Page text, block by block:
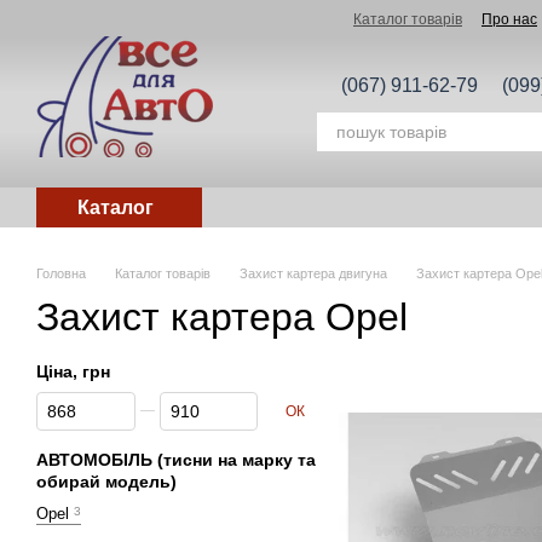
Каталог товарів Про нас
(067) 911-62-79
Каталог
Головна Каталог товарів Захист картера двигуна Захист картера Opel
Захист картера Opel
Ціна, грн
Від Ціна, грн
До Ціна, грн ОК
АВТОМОБІЛЬ (тисни на марку та
обирай модель)
Opel 3